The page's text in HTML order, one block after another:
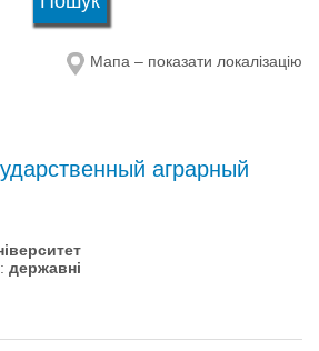
Мапа – показати локалізацію
аграрный
державні